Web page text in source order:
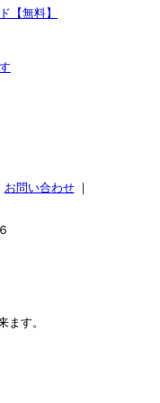
【無料】
お問い合わせ｜
ます。